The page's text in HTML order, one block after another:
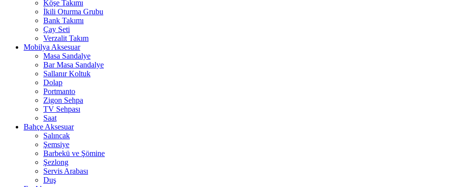
Köşe Takımı
İkili Oturma Grubu
Bank Takımı
Çay Seti
Verzalit Takım
Mobilya Aksesuar
Masa Sandalye
Bar Masa Sandalye
Sallanır Koltuk
Dolap
Portmanto
Zigon Sehpa
TV Sehpası
Saat
Bahçe Aksesuar
Salıncak
Şemsiye
Barbekü ve Şömine
Şezlong
Servis Arabası
Duş